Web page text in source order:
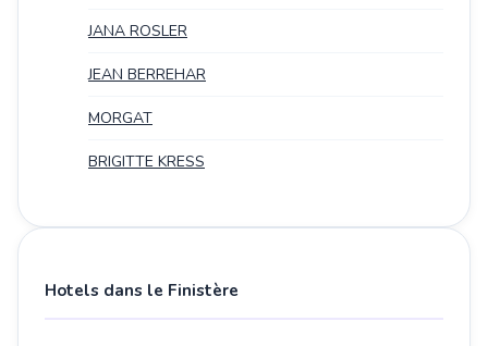
JANA ROSLER
JEAN BERREHAR
MORGAT
BRIGITTE KRESS
Hotels dans le Finistère